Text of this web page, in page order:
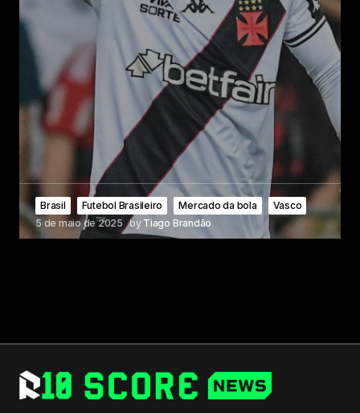
Brasil Futebol Brasileiro Mercado da bola
Vasco
5 de maio de 2025 by Tiago Brandão